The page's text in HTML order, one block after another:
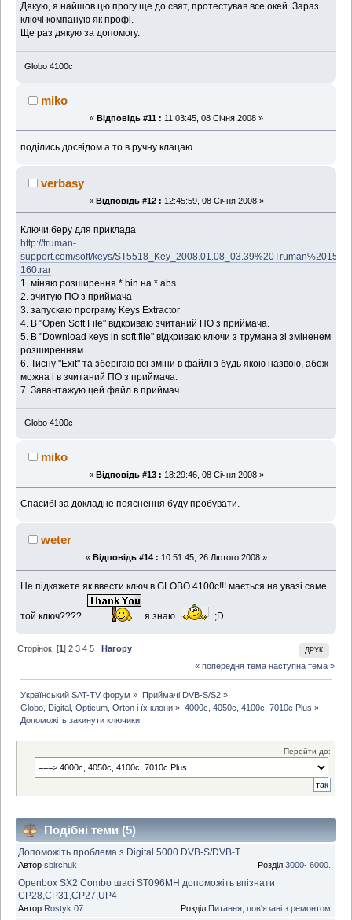
Дякую, я найшов цю прогу ще до свят, протестував все окей. Зараз
ключі компаную як профі.
Ще раз дякую за допомогу.
Globo 4100c
miko
« Відповідь #11 : 11:03:45, 08 Січня 2008 »
поділись досвідом а то в ручну клацаю....
verbasy
« Відповідь #12 : 12:45:59, 08 Січня 2008 »
Ключи беру для приклада
http://truman-
support.com/soft/keys/ST5518_Key_2008.01.08_03.39%20Truman%20150-
160.rar
1. міняю розширення *.bin на *.abs.
2. зчитую ПО з приймача
3. запускаю програму Keys Extractor
4. В "Open Soft File" відкриваю зчитаний ПО з приймача.
5. В "Download keys in soft file" відкриваю ключи з трумана зі зміненем
розширенням.
6. Тисну "Exit" та зберігаю всі зміни в файлі з будь якою назвою, абож
можна і в зчитаний ПО з приймача.
7. Завантажую цей файл в приймач.
Globo 4100c
miko
« Відповідь #13 : 18:29:46, 08 Січня 2008 »
Спасибі за докладне пояснення буду пробувати.
weter
« Відповідь #14 : 10:51:45, 26 Лютого 2008 »
Не підкажете як ввести ключ в GLOBO 4100c!!! мається на увазі саме
той ключ???? я знаю ;D
ДРУК
Сторінок: [1]2 3 4 5
Нагору
« попередня тема наступна тема »
Український SAT-TV форум » Приймачі DVB-S/S2»
Globo, Digital, Opticum, Orton і їх клони » 4000с, 4050c, 4100c, 7010c Plus »
Допоможіть закинути ключики
Перейти до:
Подібні теми (5)
Допоможіть проблема з Digital 5000 DVB-S/DVB-T
Автор sbirchuk Розділ 3000- 6000..
Openbox SX2 Combo шасі ST096MH допоможіть впізнати
CP28,CP31,CP27,UP4
Автор Rostyk.07 Розділ Питання, пов'язані з ремонтом.